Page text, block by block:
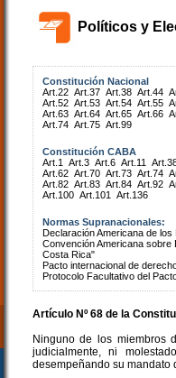
Políticos y
Constitución Nacional
Art.22 Art.37 Art.38 Art.44
Art.52 Art.53 Art.54 Art.55
Art.63 Art.64 Art.65 Art.66
Art.74 Art.75 Art.99
Constitución CABA
Art.1
Art.3 Art.6 Art.11
Art.62 Art.70 Art.73 Art.74
Art.82 Art.83 Art.84 Art.92
Art.100 Art.101 Art.136
Normas Supranacionales:
Declaración Americana de
Convención Americana
Costa Rica"
Pacto internacional de
Protocolo Facultativo del
Artículo Nº 68 de la
Ninguno de los miembros
judicialmente, ni
desempeñando su mandato